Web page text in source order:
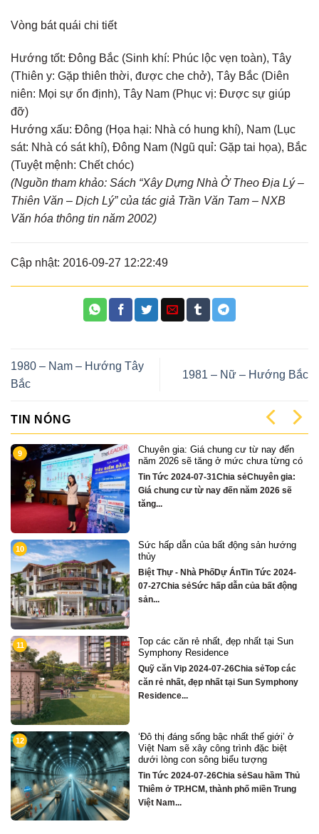
Vòng bát quái chi tiết
Hướng tốt: Đông Bắc (Sinh khí: Phúc lộc vẹn toàn), Tây
(Thiên y: Gặp thiên thời, được che chở), Tây Bắc (Diên
niên: Mọi sự ổn định), Tây Nam (Phục vị: Được sự giúp
đỡ)
Hướng xấu: Đông (Họa hại: Nhà có hung khí), Nam (Lục
sát: Nhà có sát khí), Đông Nam (Ngũ quỉ: Gặp tai họa), Bắc
(Tuyệt mệnh: Chết chóc)
(Nguồn tham khảo: Sách “Xây Dựng Nhà Ở Theo Địa Lý –
Thiên Văn – Dịch Lý” của tác giả Trần Văn Tam – NXB
Văn hóa thông tin năm 2002)
Cập nhật: 2016-09-27 12:22:49
1980 – Nam – Hướng Tây
Bắc
1981 – Nữ – Hướng Bắc
TIN NÓNG
9
Chuyên gia: Giá chung cư từ nay đến
năm 2026 sẽ tăng ở mức chưa từng có
Tin Tức 2024-07-31Chia sẻChuyên gia:
Giá chung cư từ nay đến năm 2026 sẽ
tăng...
10
Sức hấp dẫn của bất động sản hướng
thủy
Biệt Thự - Nhà PhốDự ÁnTin Tức 2024-
07-27Chia sẻSức hấp dẫn của bất động
sản...
11
Top các căn rẻ nhất, đẹp nhất tại Sun
Symphony Residence
Quỹ căn Vip 2024-07-26Chia sẻTop các
căn rẻ nhất, đẹp nhất tại Sun Symphony
Residence...
12
‘Đô thị đáng sống bậc nhất thế giới’ ở
Việt Nam sẽ xây công trình đặc biệt
dưới lòng con sông biểu tượng
Tin Tức 2024-07-26Chia sẻSau hầm Thủ
Thiêm ở TP.HCM, thành phố miền Trung
Việt Nam...